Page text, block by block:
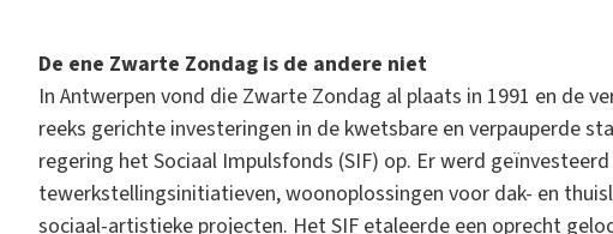
De ene Zwarte Zondag is de andere niet
In Antwerpen vond die Zwarte Zondag al plaats in 1991 en de
reeks gerichte investeringen in de kwetsbare en verpauperde
regering het Sociaal Impulsfonds (SIF) op. Er werd
tewerkstellingsinitiatieven, woonoplossingen voor dak- en
sociaal-artistieke projecten. Het SIF etaleerde een oprecht